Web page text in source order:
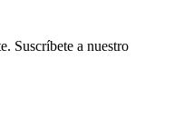
Suscríbete a nuestro